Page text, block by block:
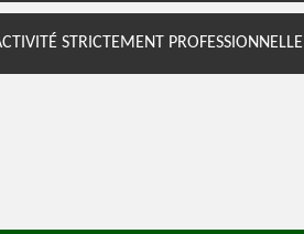
STRICTEMENT PROFESSIONNELLE